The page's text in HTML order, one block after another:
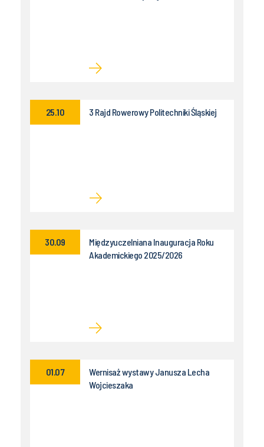
3 Rajd Rowerowy Politechniki Śląskiej
25.10
Międzyuczelniana Inauguracja Roku
Akademickiego 2025/2026
30.09
Wernisaż wystawy Janusza Lecha
Wojcieszaka
01.07